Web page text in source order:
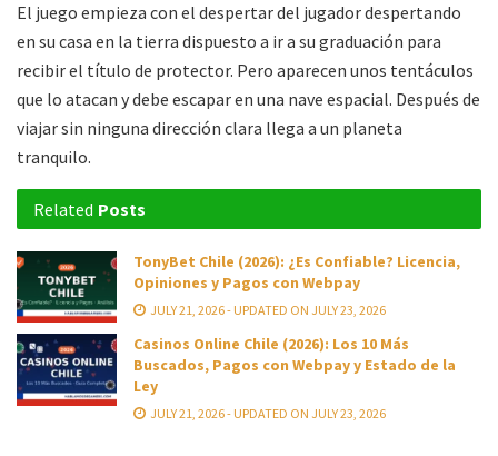
El juego empieza con el despertar del jugador despertando
en su casa en la tierra dispuesto a ir a su graduación para
recibir el título de protector. Pero aparecen unos tentáculos
que lo atacan y debe escapar en una nave espacial. Después de
viajar sin ninguna dirección clara llega a un planeta
tranquilo.
Related Posts
TonyBet Chile (2026): ¿Es Confiable? Licencia,
Opiniones y Pagos con Webpay
JULY 21, 2026 - UPDATED ON JULY 23, 2026
Casinos Online Chile (2026): Los 10 Más
Buscados, Pagos con Webpay y Estado de la
Ley
JULY 21, 2026 - UPDATED ON JULY 23, 2026